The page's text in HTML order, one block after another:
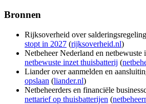
Bronnen
Rijksoverheid over
stopt in 2027 (rijksoverheid.nl)
Netbeheer Nederland en netbewuste
netbewuste inzet thuisbatterij (
Liander over aanmelden en
opslaan (liander.nl)
Netbeheerders en financiële
nettarief op thuisbatterijen (